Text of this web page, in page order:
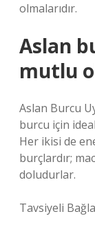
olmalarıdır.
Aslan
mutlu
Aslan Burcu
burcu için
Her ikisi de
burçlardır;
doludurlar.
Tavsiyeli